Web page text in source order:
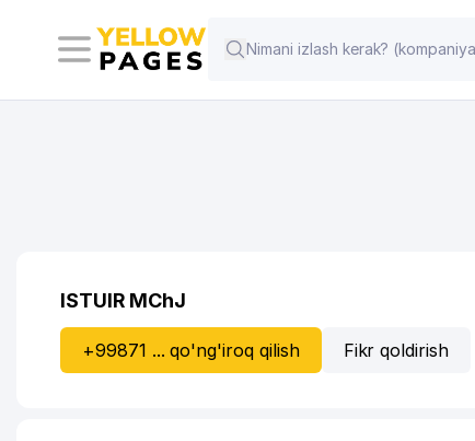
ISTUIR MChJ
+99871 ... qo'ng'iroq qilish Fikr qoldirish